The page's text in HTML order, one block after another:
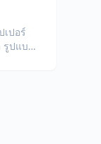
เปอร์
รูปแบบ